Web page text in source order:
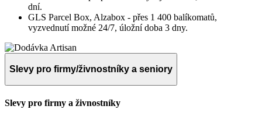
dní.
GLS Parcel Box, Alzabox - přes 1 400 balíkomatů,
vyzvednutí možné 24/7, úložní doba 3 dny.
Slevy pro firmy/živnostníky a seniory
Slevy pro firmy a živnostníky